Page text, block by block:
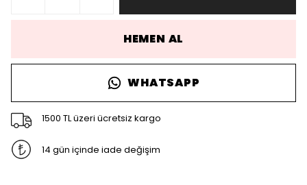
HEMEN AL
WHATSAPP
1500 TL üzeri ücretsiz kargo
14 gün içinde iade değişim